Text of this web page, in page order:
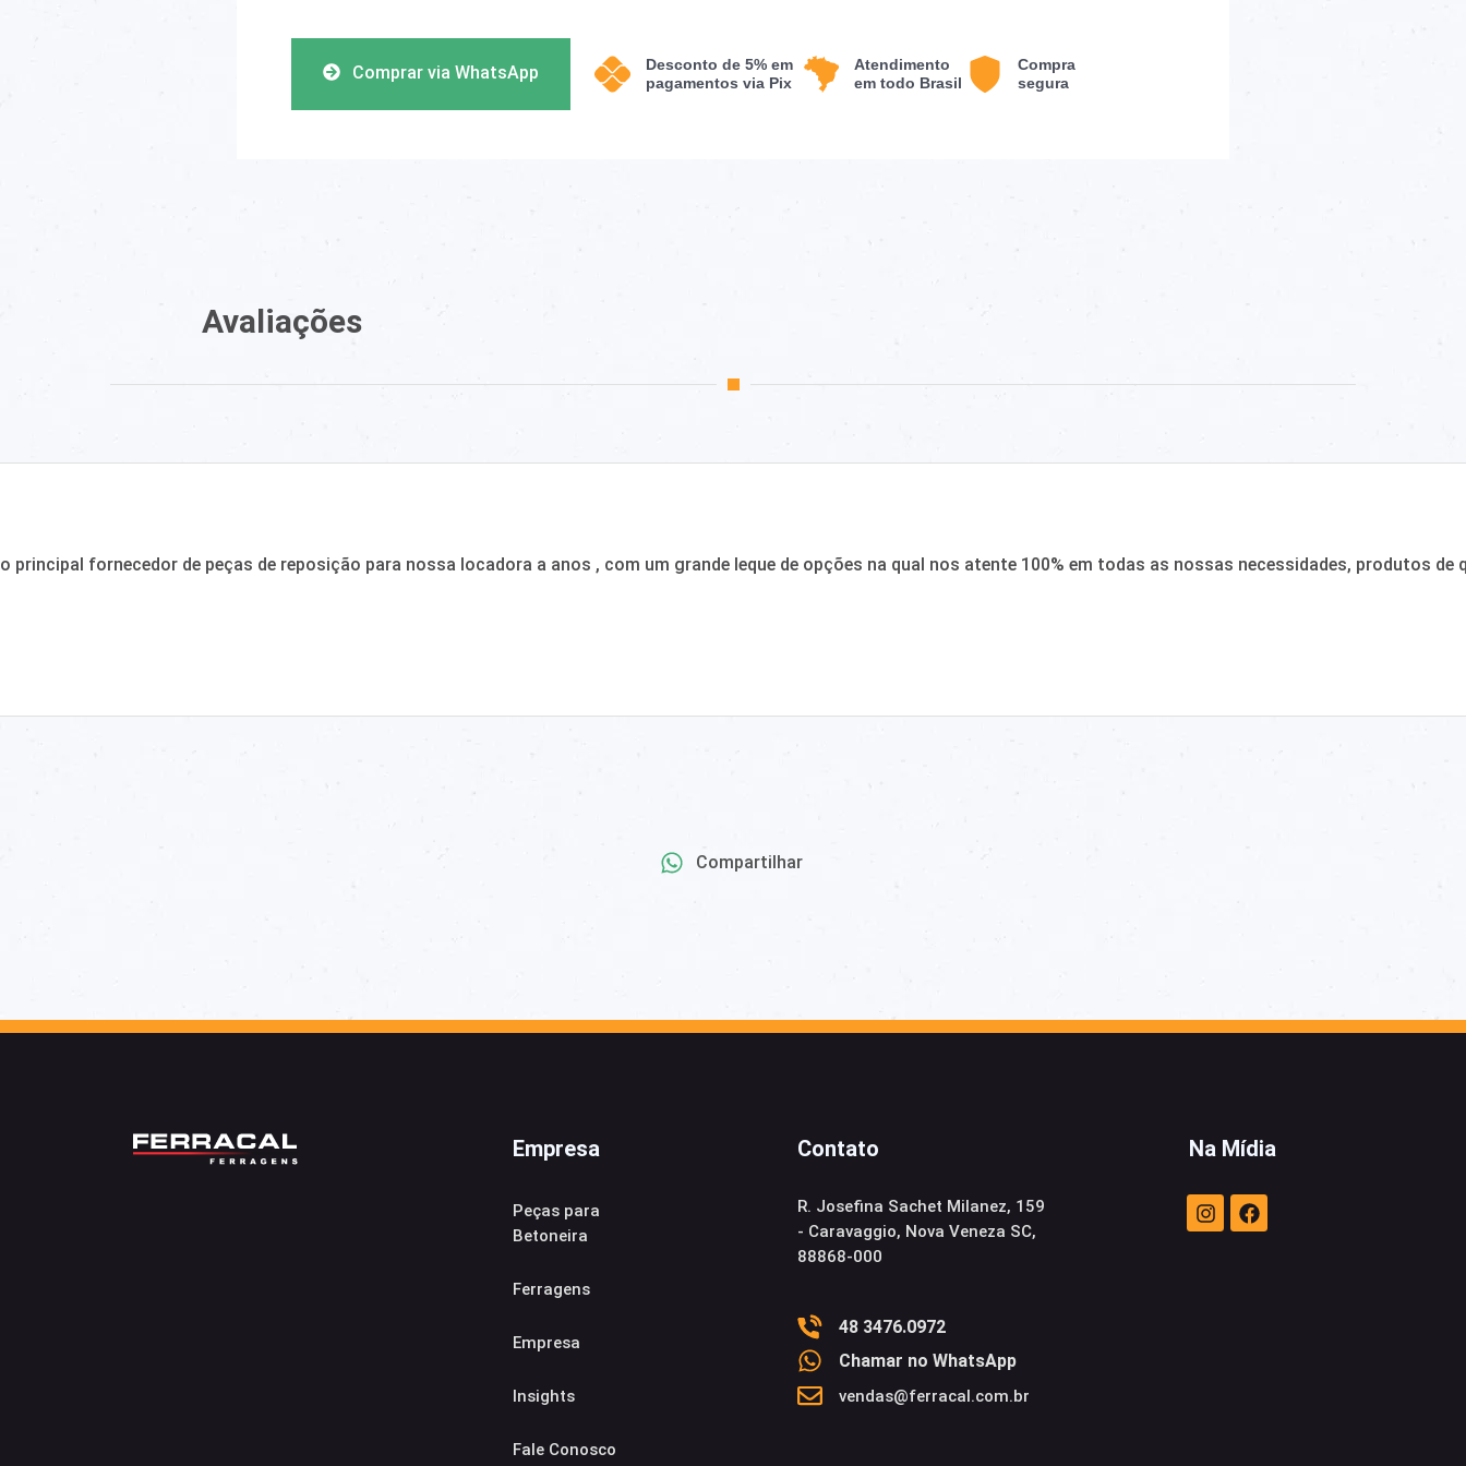
Comprar via WhatsApp
Desconto de 5% em
pagamentos via Pix
Atendimento
em todo Brasil
Compra
segura
Avaliações
fornecedor de peças de reposição para nossa locadora a anos , com um grande leque de opções na qual nos atente 100% em todas as nossas necessidades, produtos de
Compartilhar
Empresa
Peças para
Betoneira
Ferragens
Empresa
Insights​
Fale Conosco
Contato
R. Josefina Sachet Milanez, 159
- Caravaggio, Nova Veneza SC,
88868-000
48 3476.0972
Chamar no WhatsApp
vendas@ferracal.com.br
Na Mídia